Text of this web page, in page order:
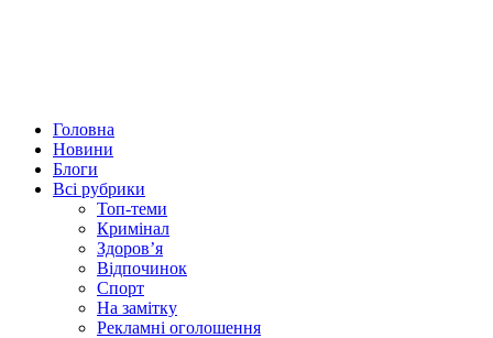
Головна
Новини
Блоги
Всі рубрики
Топ-теми
Кримінал
Здоров’я
Відпочинок
Спорт
На замітку
Рекламні оголошення